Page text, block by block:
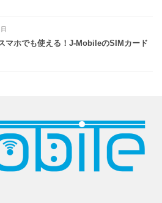
マホでも使える！J-MobileのSIMカード